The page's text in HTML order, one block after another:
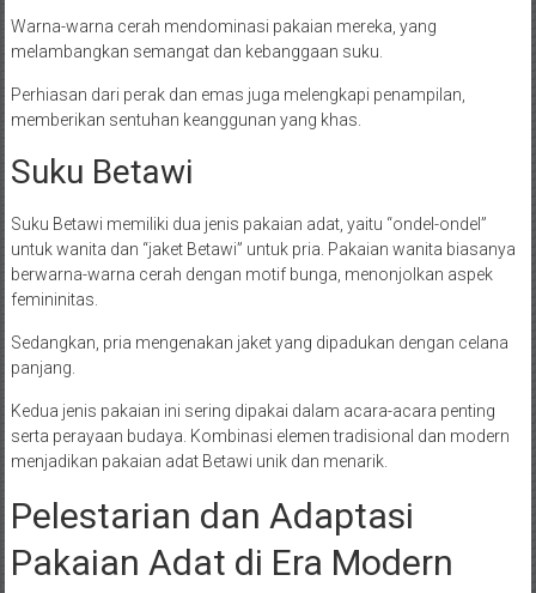
Warna-warna cerah mendominasi pakaian mereka, yang
melambangkan semangat dan kebanggaan suku.
Perhiasan dari perak dan emas juga melengkapi penampilan,
memberikan sentuhan keanggunan yang khas.
Suku Betawi
Suku Betawi memiliki dua jenis pakaian adat, yaitu “ondel-ondel”
untuk wanita dan “jaket Betawi” untuk pria. Pakaian wanita biasanya
berwarna-warna cerah dengan motif bunga, menonjolkan aspek
femininitas.
Sedangkan, pria mengenakan jaket yang dipadukan dengan celana
panjang.
Kedua jenis pakaian ini sering dipakai dalam acara-acara penting
serta perayaan budaya. Kombinasi elemen tradisional dan modern
menjadikan pakaian adat Betawi unik dan menarik.
Pelestarian dan Adaptasi
Pakaian Adat di Era Modern